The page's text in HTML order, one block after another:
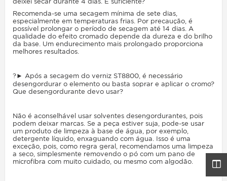
Recomenda-se uma secagem mínima de sete dias,
especialmente em temperaturas frias. Por precaução, é
possível prolongar o período de secagem até 14 dias. A
qualidade do efeito cromado depende da dureza e do brilho
da base. Um endurecimento mais prolongado proporciona
melhores resultados.
?► Após a secagem do verniz ST8800, é necessário
desengordurar o elemento ou basta soprar e aplicar o cromo?
Que desengordurante devo usar?
Não é aconselhável usar solventes desengordurantes, pois
podem deixar marcas. Se a peça estiver suja, pode-se usar
um produto de limpeza à base de água, por exemplo,
detergente líquido, enxaguando com água. Isso é uma
exceção, pois, como regra geral, recomendamos uma limpeza
a seco, simplesmente removendo o pó com um pano de
microfibra com muito cuidado, ou mesmo com algodão.